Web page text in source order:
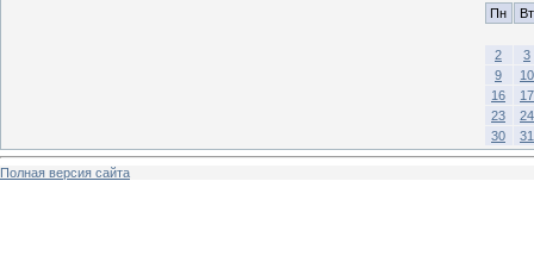
Пн
Вт
2
3
9
10
16
17
23
24
30
31
Полная версия сайта